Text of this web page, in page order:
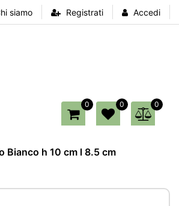
siamo Registrati Accedi
0 0 0
Bianco h 10 cm l 8.5 cm